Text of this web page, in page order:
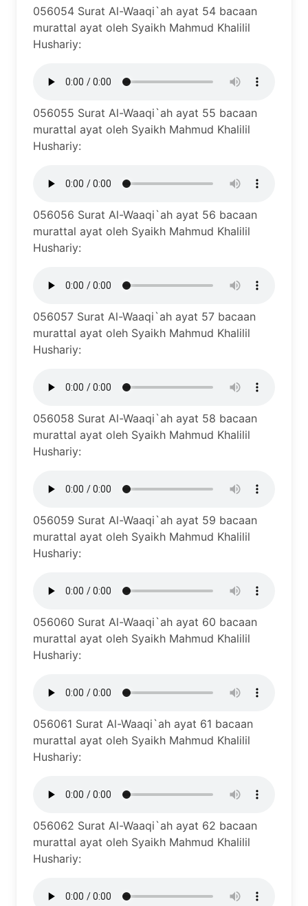
056054 Surat Al-Waaqi`ah ayat 54 bacaan
murattal ayat oleh Syaikh Mahmud Khalilil
Hushariy:
056055 Surat Al-Waaqi`ah ayat 55 bacaan
murattal ayat oleh Syaikh Mahmud Khalilil
Hushariy:
056056 Surat Al-Waaqi`ah ayat 56 bacaan
murattal ayat oleh Syaikh Mahmud Khalilil
Hushariy:
056057 Surat Al-Waaqi`ah ayat 57 bacaan
murattal ayat oleh Syaikh Mahmud Khalilil
Hushariy:
056058 Surat Al-Waaqi`ah ayat 58 bacaan
murattal ayat oleh Syaikh Mahmud Khalilil
Hushariy:
056059 Surat Al-Waaqi`ah ayat 59 bacaan
murattal ayat oleh Syaikh Mahmud Khalilil
Hushariy:
056060 Surat Al-Waaqi`ah ayat 60 bacaan
murattal ayat oleh Syaikh Mahmud Khalilil
Hushariy:
056061 Surat Al-Waaqi`ah ayat 61 bacaan
murattal ayat oleh Syaikh Mahmud Khalilil
Hushariy:
056062 Surat Al-Waaqi`ah ayat 62 bacaan
murattal ayat oleh Syaikh Mahmud Khalilil
Hushariy: